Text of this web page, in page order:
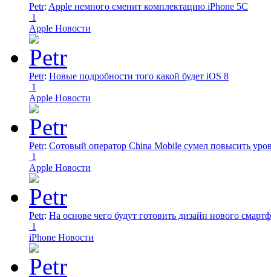
Petr: Apple немного сменит комплектацию iPhone 5C
1
Apple Новости
Petr: Новые подробности того какой будет iOS 8
1
Apple Новости
Petr: Сотовый оператор China Mobile сумел повысить
1
Apple Новости
Petr: На основе чего будут готовить дизайн нового
1
iPhone Новости